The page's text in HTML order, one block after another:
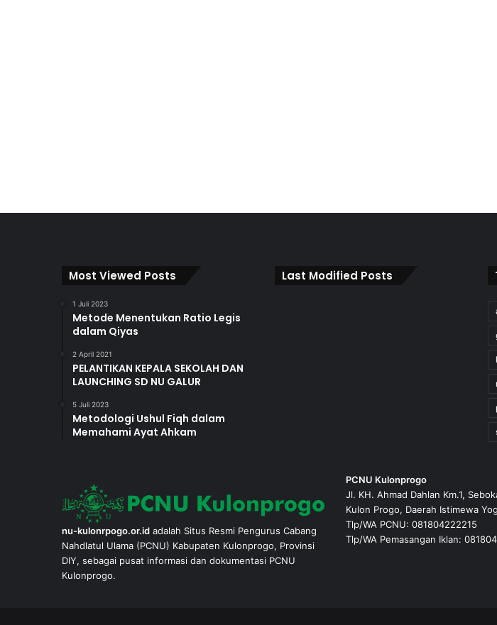
Most Viewed Posts
1 Juli 2023
Metode Menentukan Ratio Legis
dalam Qiyas
2 April 2021
PELANTIKAN KEPALA SEKOLAH DAN
LAUNCHING SD NU GALUR
5 Juli 2023
Metodologi Ushul Fiqh dalam
Memahami Ayat Ahkam
Last Modified Posts
nu-kulonrpogo.or.id adalah Situs Resmi Pengurus Cabang
Nahdlatul Ulama (PCNU) Kabupaten Kulonprogo, Provinsi
DIY, sebagai pusat informasi dan dokumentasi PCNU
Kulonprogo.
PCNU Kulonprogo
Jl. KH. Ahmad Dahlan Km.1,
Kulon Progo, Daerah Istimewa
Tlp/WA PCNU: 081804222215
Tlp/WA Pemasangan Iklan: